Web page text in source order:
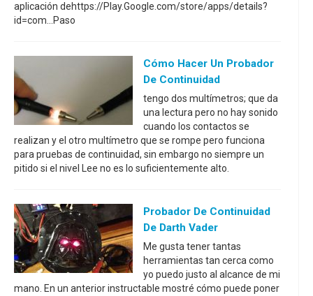
aplicación dehttps://Play.Google.com/store/apps/details?
id=com...Paso
Cómo Hacer Un Probador
De Continuidad
tengo dos multímetros; que da
una lectura pero no hay sonido
cuando los contactos se
realizan y el otro multímetro que se rompe pero funciona
para pruebas de continuidad, sin embargo no siempre un
pitido si el nivel Lee no es lo suficientemente alto.
Probador De Continuidad
De Darth Vader
Me gusta tener tantas
herramientas tan cerca como
yo puedo justo al alcance de mi
mano. En un anterior instructable mostré cómo puede poner